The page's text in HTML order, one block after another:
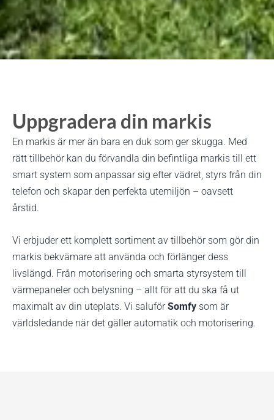
Uppgradera din markis
En markis är mer än bara en duk som ger skugga. Med
rätt tillbehör kan du förvandla din befintliga markis till ett
smart system som anpassar sig efter vädret, styrs från din
telefon och skapar den perfekta utemiljön – oavsett
årstid.
Vi erbjuder ett komplett sortiment av tillbehör som gör din
markis bekvämare att använda och förlänger dess
livslängd. Från motorisering och smarta styrsystem till
värmepaneler och belysning – allt för att du ska få ut
maximalt av din uteplats. Vi saluförSomfy som är
världsledande när det gäller automatik och motorisering.